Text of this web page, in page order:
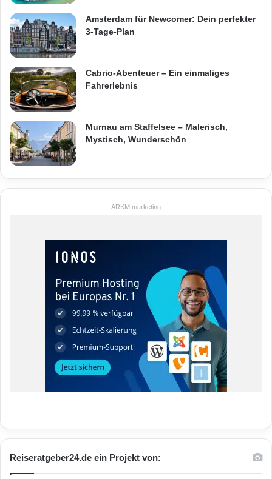
Amsterdam für Newcomer: Dein perfekter
3-Tage-Plan
Cabrio-Abenteuer – Ein einmaliges
Fahrerlebnis
Murnau am Staffelsee – Malerisch,
Mystisch, Wunderschön
ARKM.marketing
Reiseratgeber24.de ein Projekt von: